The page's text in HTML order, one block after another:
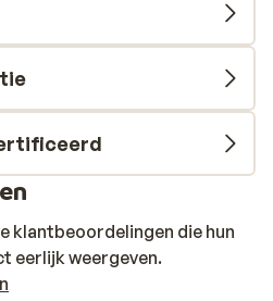
klantbeoordelingen die hun
eerlijk weergeven.